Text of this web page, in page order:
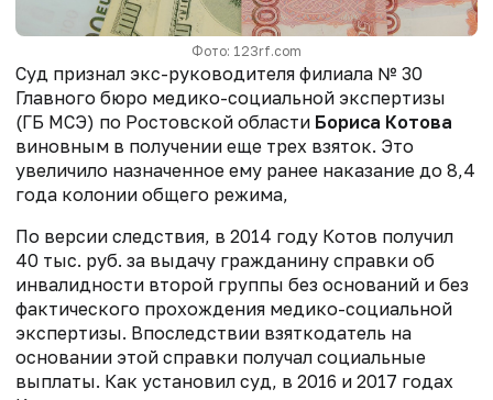
Фото: 123rf.com
Суд признал экс-руководителя филиала № 30
Главного бюро медико-социальной экспертизы
(ГБ МСЭ) по Ростовской области Бориса Котова
виновным в получении еще трех взяток. Это
увеличило назначенное ему ранее наказание до 8,4
года колонии общего режима,
По версии следствия, в 2014 году Котов получил
40 тыс. руб. за выдачу гражданину справки об
инвалидности второй группы без оснований и без
фактического прохождения медико-социальной
экспертизы. Впоследствии взяткодатель на
основании этой справки получал социальные
выплаты. Как установил суд, в 2016 и 2017 годах